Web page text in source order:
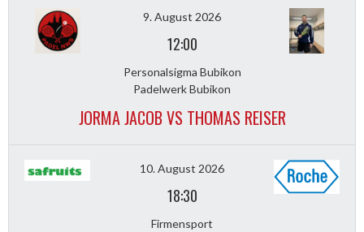
9. August 2026
12:00
Personalsigma Bubikon
Padelwerk Bubikon
JORMA JACOB VS THOMAS REISER
10. August 2026
18:30
Firmensport